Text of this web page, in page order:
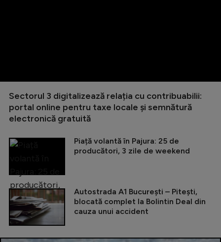
Sectorul 3 digitalizează relația cu contribuabilii:
portal online pentru taxe locale și semnătură
electronică gratuită
Piață volantă în Pajura: 25 de
producători, 3 zile de weekend
Autostrada A1 București – Pitești,
blocată complet la Bolintin Deal din
cauza unui accident